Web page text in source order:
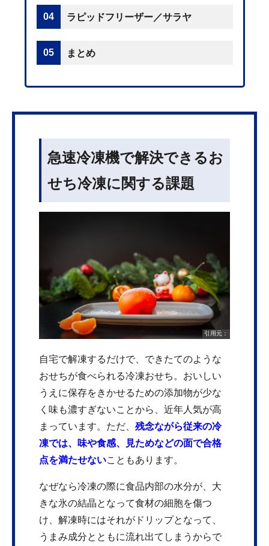
ラピッドフリーザー／サラヤ
まとめ
急速冷凍機で解決できるお
せち冷凍に関する課題
引用元：
自宅で解凍するだけで、できたてのような
おせちが食べられる冷凍おせち。おいしい
うえに保存をきかせるための添加物が少な
く味も濃すぎないことから、近年人気が高
まっています。ただ、 残念ながら従来の冷
凍では、味や食感、見ためなどの面で合格
点を満たせないこともあります。
なぜなら冷凍の際に食品内部の水分が、大
きな氷の結晶となって食材の細胞を傷つ
け、解凍時にはそれがドリップとなって、
うまみ成分とともに流れ出てしまうからで